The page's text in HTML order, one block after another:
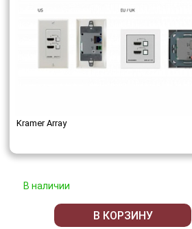
Kramer Array
В наличии
В КОРЗИНУ